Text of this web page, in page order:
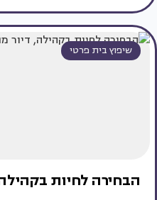
שיפוץ בית פרטי
הבחירה לחיות